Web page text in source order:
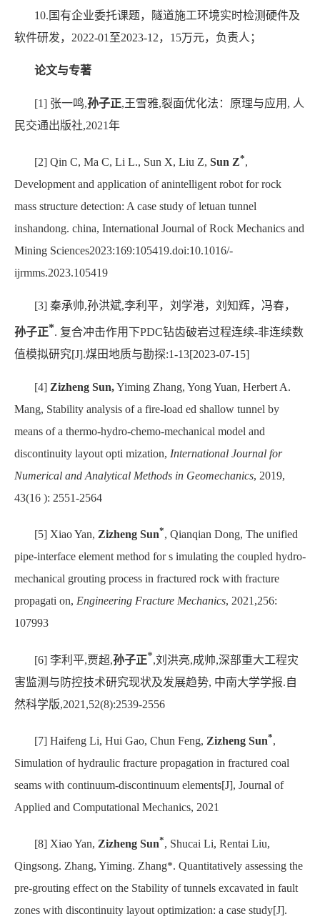
10. 国有企业委托课题，隧道施工环境实时检测硬件及
软件研发， 2022-01 至2023-12， 15万元，负责人；
论文与专著
[1] 张一鸣,孙子正,王雪雅,裂面优化法：原理与应用 , 人
民交通出版社,2021年
[2] Qin C, Ma C, Li L., Sun X, Liu Z, Sun Z*,
Development and application of anintelligent robot for rock
mass structure detection: A case study of letuan tunnel
inshandong. china, International Journal of Rock Mechanics and
Mining Sciences2023:169:105419.doi:10.1016/-
ijrmms.2023.105419
[3] 秦承帅,孙洪斌,李利平，刘学港，刘知辉，冯春，
孙子正*. 复合冲击作用下PDC钻齿破岩过程连续-非连续数
值模拟研究[J].煤田地质与勘探:1-13[2023-07-15]
[4] Zizheng Sun,Yiming Zhang, Yong Yuan, Herbert A.
Mang, Stability analysis of a fire-load ed shallow tunnel by
means of a thermo-hydro-chemo-mechanical model and
discontinuity layout opti mization, International Journal for
Numerical and Analytical Methods in Geomechanics, 2019,
43(16 ): 2551-2564
[5] Xiao Yan, Zizheng Sun*, Qianqian Dong, The unified
pipe-interface element method for s imulating the coupled hydro-
mechanical grouting process in fractured rock with fracture
propagati on, Engineering Fracture Mechanics, 2021,256:
107993
[6] 李利平,贾超,孙子正*,刘洪亮,成帅,深部重大工程灾
害监测与防控技术研究现状及发展趋势, 中南大学学报.自
然科学版,2021,52(8):2539-2556
[7] Haifeng Li, Hui Gao, Chun Feng, Zizheng Sun*,
Simulation of hydraulic fracture propagation in fractured coal
seams with continuum-discontinuum elements[J], Journal of
Applied and Computational Mechanics, 2021
[8] Xiao Yan, Zizheng Sun*, Shucai Li, Rentai Liu,
Qingsong. Zhang, Yiming. Zhang*. Quantitatively assessing the
pre-grouting effect on the Stability of tunnels excavated in fault
zones with discontinuity layout optimization: a case study[J].